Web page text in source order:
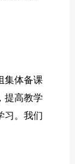
集体备课
提高教学
习。我们